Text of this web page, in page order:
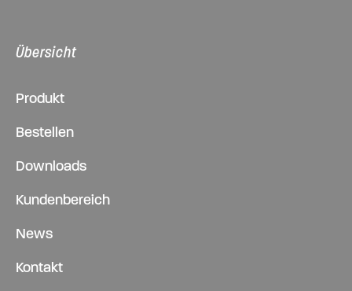
Übersicht
Produkt
Bestellen
Downloads
Kundenbereich
News
Kontakt